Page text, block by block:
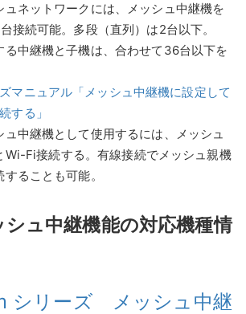
ュネットワークには、メッシュ中継機を
接続可能。多段（直列）は2台以下。
る中継機と子機は、合わせて36台以下を
マニュアル「メッシュ中継機に設定して
する」
ュ中継機として使用するには、メッシュ
Wi-Fi接続する。有線接続でメッシュ親機
することも可能。
シュ中継機能の対応機種情
シリーズ メッシュ中継